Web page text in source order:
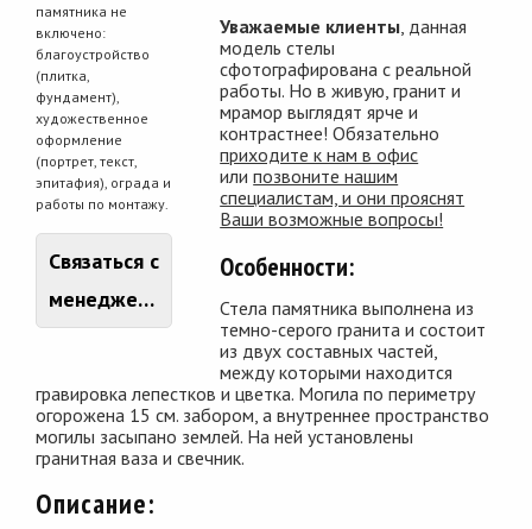
памятника не
включено:
благоустройство
(плитка,
фундамент),
художественное
оформление
(портрет, текст,
эпитафия), ограда и
работы по монтажу.
Связаться с
менеджером
Уважаемые клиенты , данная
модель стелы
сфотографирована с реальной
работы. Но в живую, гранит и
мрамор выглядят ярче и
контрастнее! Обязательно
приходите к нам в офис
илипозвоните нашим
специалистам, и они прояснят
Ваши возможные вопросы!
Особенности:
Стела памятника выполнена из
темно-серого гранита и состоит
из двух составных частей,
между которыми находится
гравировка лепестков и цветка. Могила по периметру
огорожена 15 см. забором, а внутреннее пространство
могилы засыпано землей. На ней установлены
гранитная ваза и свечник.
Описание: